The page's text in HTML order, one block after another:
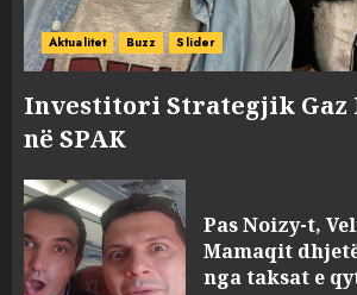
Aktualitet Buzz Slider
Investitori Strategjik
në SPAK
Pas Noizy-t,
Mamaqit
nga taksat e